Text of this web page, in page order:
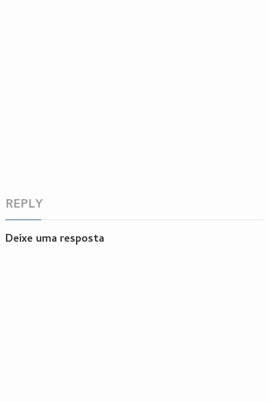
REPLY
Deixe uma resposta